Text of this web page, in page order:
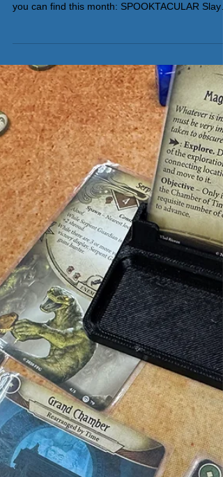
BoardGames Arrival
List May2026
Boardgames New Arrival at our Lai Chi Kok
BoardGames retail shop Popular BoardGames
you can find this month: SPOOKTACULAR Slay
the spire The Boardgame Mind MGMT Horizons
of spirit Island Order from our website >Click
Here< Contact us to reserve a play session for
World Order Https://wa.me/85253935367?
text=WorldOrder All On Board HK棋間限定桌遊店
Book位熱線53935367 Global Gateway Tower 16
11室 (荔枝角MTR Exit B)